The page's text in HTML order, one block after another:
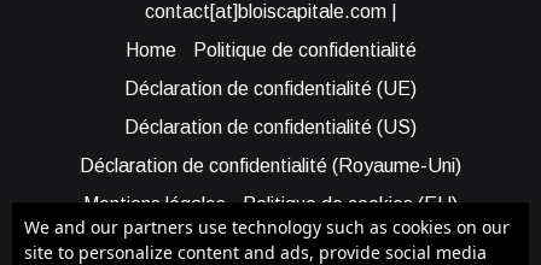
contact[at]bloiscapitale.com |
Home
Politique de confidentialité
Déclaration de confidentialité (UE)
Déclaration de confidentialité (US)
Déclaration de confidentialité (Royaume-Uni)
Mentions légales
Politique de cookies (EU)
Cookie Policy (AUS)
Cookie Policy (US)
We and our partners use technology such as cookies on our
site to personalize content and ads, provide social media